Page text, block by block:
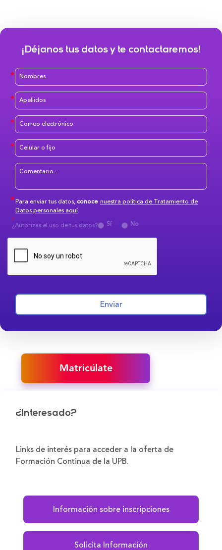
¡Déjanos tus datos y te contactaremos!
Para enviar tus datos,conoce nuestra política de Tratamiento de
Datos personales aquí
¿Autorizas el uso de tus datos?
Sí No
Enviar
Matricúlate
¿Interesado?
Links de interés para acceder a la oferta de
Formación Continua de la UPB.
Información sobre inscripciones
Solicita Información